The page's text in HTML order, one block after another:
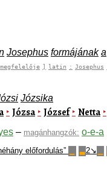
Josephus formájának a
megfelelője ] latin : Josephus
Józsika
‣ Józsa ‣ József ‣ Netta ‣
– magánhangzók: o-e-a
előfordulás” ▃2↘